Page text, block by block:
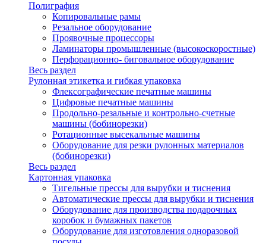
Полиграфия
Копировальные рамы
Резальное оборудование
Проявочные процессоры
Ламинаторы промышленные (высокоскоростные)
Перфорационно- биговальное оборудование
Весь раздел
Рулонная этикетка и гибкая упаковка
Флексографические печатные машины
Цифровые печатные машины
Продольно-резальные и контрольно-счетные
машины (бобинорезки)
Ротационные высекальные машины
Оборудование для резки рулонных материалов
(бобинорезки)
Весь раздел
Картонная упаковка
Тигельные прессы для вырубки и тиснения
Автоматические прессы для вырубки и тиснения
Оборудование для производства подарочных
коробок и бумажных пакетов
Оборудование для изготовления одноразовой